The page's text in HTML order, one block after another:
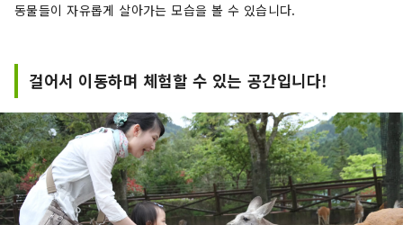
동물들이 자유롭게 살아가는 모습을 볼 수 있습니다.
걸어서 이동하며 체험할 수 있는 공간입니다!